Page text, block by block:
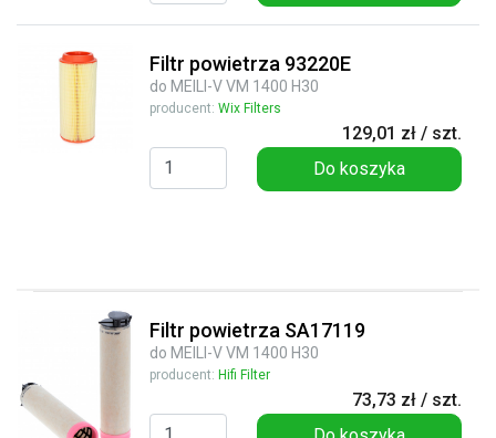
Filtr powietrza 93220E
do MEILI-V VM 1400 H30
producent: Wix Filters
129,01 zł / szt.
Do koszyka
Filtr powietrza SA17119
do MEILI-V VM 1400 H30
producent: Hifi Filter
73,73 zł / szt.